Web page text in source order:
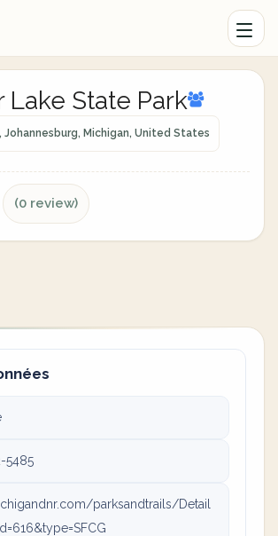
Lake State Park
Johannesburg, Michigan, United States
(0 review)
5485
parksandtrails/Detail